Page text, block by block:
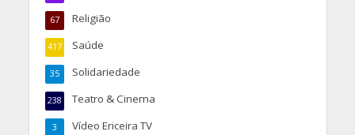
Religião
67
Saúde
417
Solidariedade
35
Teatro & Cinema
238
Vídeo Ericeira TV
3